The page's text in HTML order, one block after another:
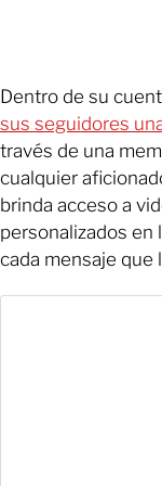
Dentro de su
sus seguidores
través de una
cualquier
brinda acceso a
personalizados en
cada mensaje que